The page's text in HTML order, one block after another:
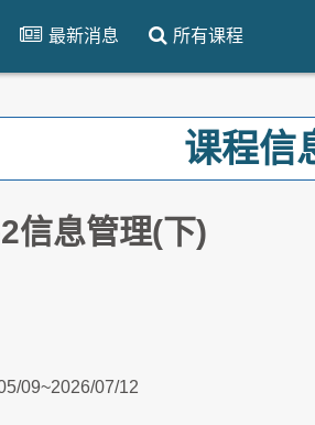
最新消息 所有课程
课程信
信息管理(下)
09~2026/07/12